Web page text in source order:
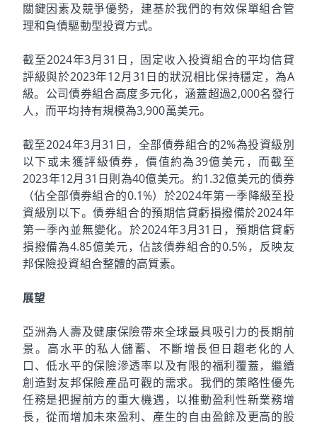
關鍵因素及競爭優勢，建基於我們的有效保單組合管
理和負債驅動型投資方式。
截至2024年3月31日，固定收入投資組合的平均信貸
評級與於2023年12月31日的狀況相比保持穩定，為A
級。公司債券組合高度多元化，涵蓋超過2,000名發行
人，而平均持有規模為3,900萬美元。
截至2024年3月31日，全部債券組合的2%為投資級別
以下或未獲評級債券，價值約為39億美元，而截至
2023年12月31日則為40億美元。約1.32億美元的債券
（佔全部債券組合的0.1%）於2024年第一季降級至投
資級別以下。債券組合的預期信貸虧損撥備於2024年
第一季內並無變化。於2024年3月31日，預期信貸虧
損撥備為4.85億美元，佔該債券組合的0.5%，反映友
邦保險投資組合整體的高質素。
展望
亞洲為人壽及健康保險帶來全球最具吸引力的長期前
景。高水平的私人儲蓄、不斷增長但日趨老化的人
口、低水平的保險滲透率以及有限的福利覆蓋，繼續
創造對友邦保險產品可觀的需求。我們的策略性優先
任務是把握前方的重大機遇，以推動盈利性新業務增
長，從而增加未來盈利、產生的自由盈餘及更高的股